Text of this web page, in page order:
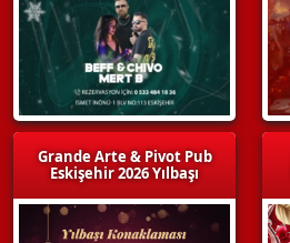
Grande Arte & Pivot Pub
Eskişehir 2026 Yılbaşı